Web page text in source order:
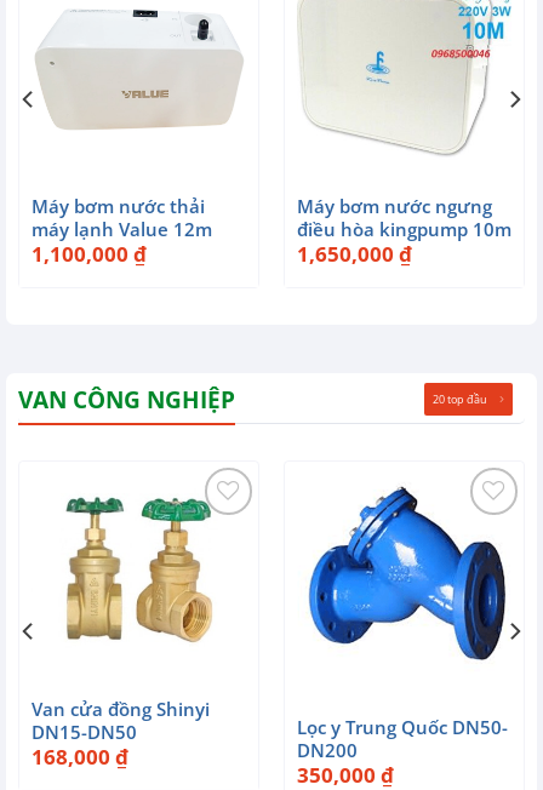
Máy bơm nước thải
máy lạnh Value 12m
1,100,000 ₫
Máy bơm nước ngưng
điều hòa kingpump 10m
1,650,000 ₫
VAN CÔNG NGHIỆP 20 top đầu
Van cửa đồng Shinyi
DN15-DN50
168,000 ₫
Lọc y Trung Quốc DN50-
DN200
350,000 ₫